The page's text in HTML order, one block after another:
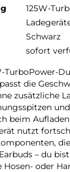
125W-
Schwarz
sofort
TurboPower-
die
zusätzliche
beim
nutzt
– du
oder